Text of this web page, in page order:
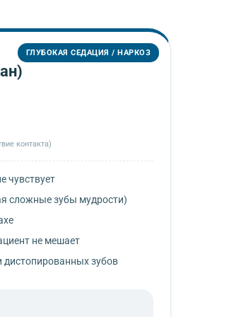
ГЛУБОКАЯ СЕДАЦИЯ / НАРКОЗ
контакта)
чувствует
сложные зубы мудрости)
не мешает
дистопированных зубов